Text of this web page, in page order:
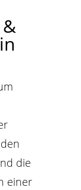
die
einer